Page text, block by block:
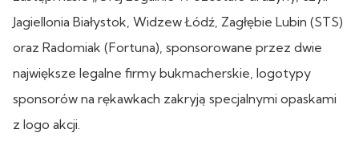
Jagiellonia Białystok, Widzew Łódź, Zagłębie Lubin (STS)
oraz Radomiak (Fortuna), sponsorowane przez dwie
największe legalne firmy bukmacherskie, logotypy
sponsorów na rękawkach zakryją specjalnymi opaskami
z logo akcji.